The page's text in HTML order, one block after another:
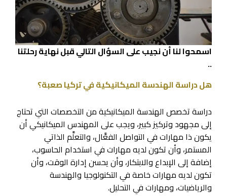
اسمحوا لنا أن نجيب على السؤال التالي قبل نهاية رحلتنا
..
هل دراسة الهندسة الميكانيكية في تركيا صعبة؟
دراسة تخصص الهندسة الميكانيكية من التخصصات التي تحتاج
إلى مجهود وتركيز كبير، ويجب على المهندس الميكانيكي أن
يكون ذا مهارات في التواصل الفعَّال، والتعلَّم الذاتي
المستمر، وأن تكون لديه مهارات في استخدام الحاسوب،
إضافة إلى الإبداع والابتكار، وأن يحسن إدارة الوقت، وأن
تكون لديه مهارات خاصة في التكنولوجيا والهندسة
والرياضيات، ومهارات في التحليل.